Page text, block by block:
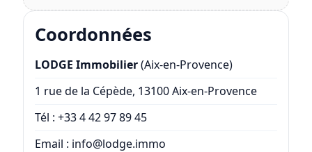
Coordonnées
LODGE Immobilier(Aix-en-Provence)
1 rue de la Cépède, 13100 Aix-en-Provence
Tél : +33 4 42 97 89 45
Email : info@lodge.immo